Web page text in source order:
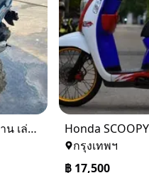
17900 เครื่องเดิมพร้อมใช้งาน เล่มพร้อมชุดโอนครบภาษีไม่ขาด ดูรถได้ที่บางบัวทองนนทบุรี084-354-5593
Honda
กรุงเทพฯ
฿ 17,500